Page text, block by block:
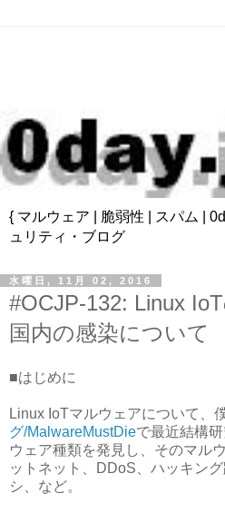
{ マルウェア | 脆弱性 | スパム |
ュリティ・ブログ
水曜日, 11月 02, 2016
#OCJP-132: Linux
国内の感染について
■はじめに
Linux IoTマルウェアについて、
グ/MalwareMustDieで最近結構
ウェア種類を発見し、そのマル
ットネット、DDoS、ハッキン
シ、など。